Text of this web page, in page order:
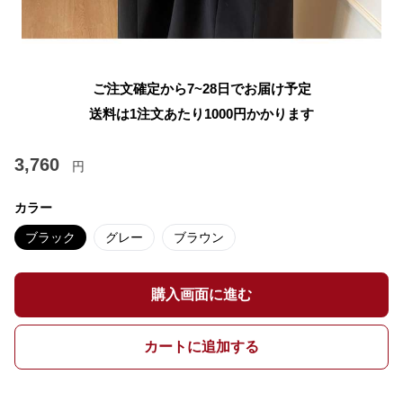
ご注文確定から7~28日でお届け予定
送料は1注文あたり 1000円かかります
3,760 円
カラー
ブラック グレー ブラウン
購入画面に進む
カートに追加する